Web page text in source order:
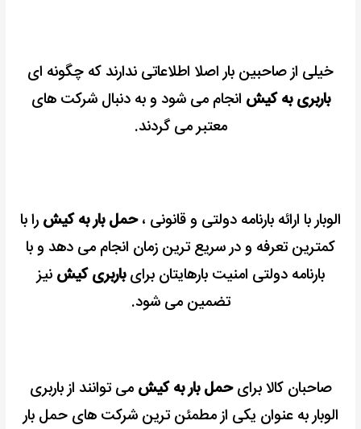
خیلی از صاحبین بار اصلا اطلاعاتی ندارند که چگونه ای
باربری به کیش انجام می شود و به دنبال شرکت های
معتبر می گردند.
الوبار با ارائه بارنامه دولتی و قانونی ،حمل بار به کیش را با
کمترین تعرفه و در سریع ترین زمان انجام می دهد وبا
بارنامه دولتی امنیت بارهایتان برایباربری کیش نیز
تضمین می شود.
صاحبان کالا برایحمل بار به کیشمی توانند از باربری
الوبار به عنوان یکی از مطمئن ترین شرکت های حمل بار